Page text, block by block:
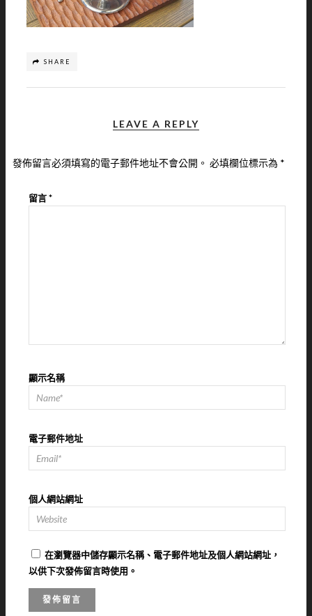
SHARE
LEAVE A REPLY
發佈留言必須填寫的電子郵件地址不會公開。 必填欄位標示為 *
留言*
顯示名稱
電子郵件地址
個人網站網址
在瀏覽器中儲存顯示名稱、電子郵件地址及個人網站網址，
以供下次發佈留言時使用。